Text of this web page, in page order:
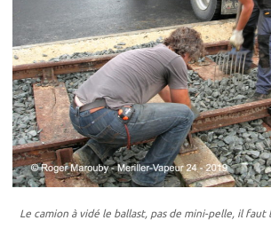
Le camion à vidé le ballast, pas de mini-pelle, il